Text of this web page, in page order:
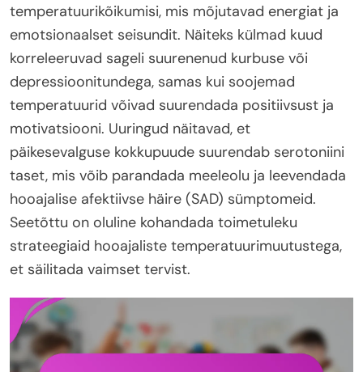
temperatuurikõikumisi, mis mõjutavad energiat ja
emotsionaalset seisundit. Näiteks külmad kuud
korreleeruvad sageli suurenenud kurbuse või
depressioonitundega, samas kui soojemad
temperatuurid võivad suurendada positiivsust ja
motivatsiooni. Uuringud näitavad, et
päikesevalguse kokkupuude suurendab serotoniini
taset, mis võib parandada meeleolu ja leevendada
hooajalise afektiivse häire (SAD) sümptomeid.
Seetõttu on oluline kohandada toimetuleku
strateegiaid hooajaliste temperatuurimuutustega,
et säilitada vaimset tervist.